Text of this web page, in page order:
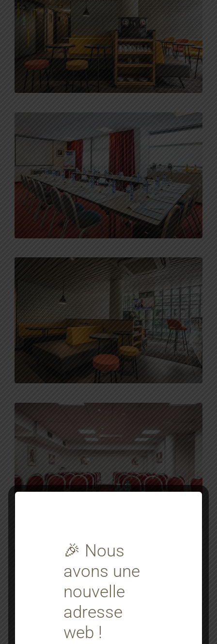
🎉 Nous
avons une
nouvelle
adresse
web !